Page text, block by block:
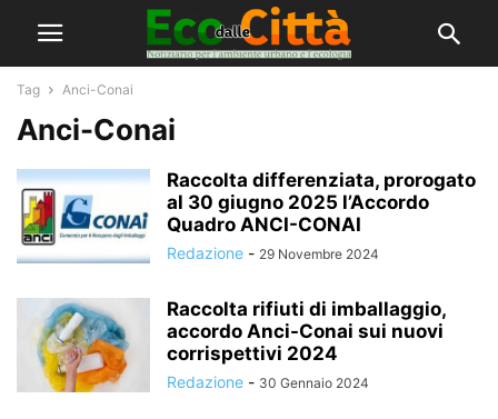
Tag Anci-Conai
Anci-Conai
Raccolta differenziata, prorogato
al 30 giugno 2025 l’Accordo
Quadro ANCI-CONAI
Redazione - 29 Novembre 2024
Raccolta rifiuti di imballaggio,
accordo Anci-Conai sui nuovi
corrispettivi 2024
Redazione - 30 Gennaio 2024